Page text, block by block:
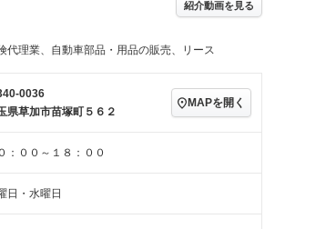
バックカメラ
ートキー － ローダウン
トマン 電動格納サードシート
モニター
紹介動画を見る
代理業、自動車部品・用品の販売、リース
0036
県草加市苗塚町５６２
MAPを開く
：００～１８：００
日・水曜日